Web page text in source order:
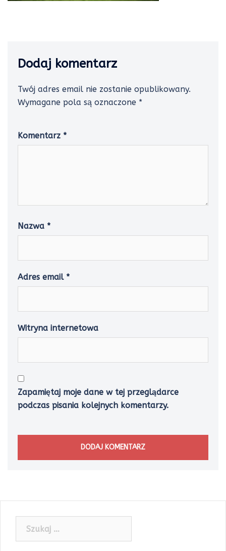
Dodaj komentarz
Twój adres email nie zostanie opublikowany.
Wymagane pola są oznaczone *
Komentarz *
Nazwa *
Adres email *
Witryna internetowa
Zapamiętaj moje dane w tej przeglądarce
podczas pisania kolejnych komentarzy.